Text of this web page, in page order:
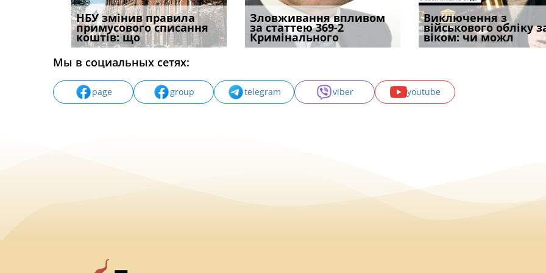
НБУ змінив правила
примусового списання
коштів: що
Якщо суд встановив для
відшкодування шкоди
наявніс
Документи, на яких не
проставляється
апостиль: пер
Водії можуть отримати
компенсацію за
незаконні дії
Зловживання впливом
за статтею 369-2
Кримінального
Переоформлення
відстрочки за іншою
підставою: нов
Особливості захисту у
кримінальному
провадженні: я
Виключення з
військового обліку
віком: чи можл
Восьмий ААС
підтвердив, що
може скас
Мы в социальных сетях:
page group telegram viber youtube